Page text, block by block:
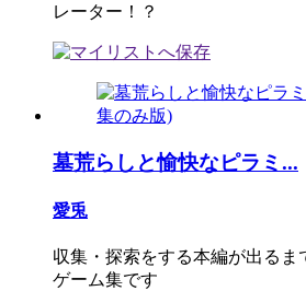
レーター！？
墓荒らしと愉快なピラミ...
愛兎
収集・探索をする本編が出るま
ゲーム集です